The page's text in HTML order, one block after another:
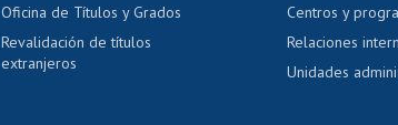
Oficina de Títulos y Grados
Revalidación de títulos
extranjeros
Centros y
Relaciones
Unidades